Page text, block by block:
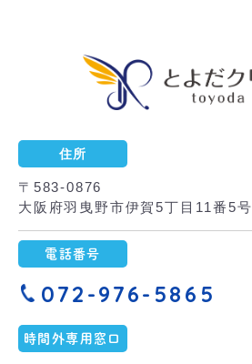
〒583-0876
大阪府羽曳野市伊賀5丁目11番5号
072-976-5865